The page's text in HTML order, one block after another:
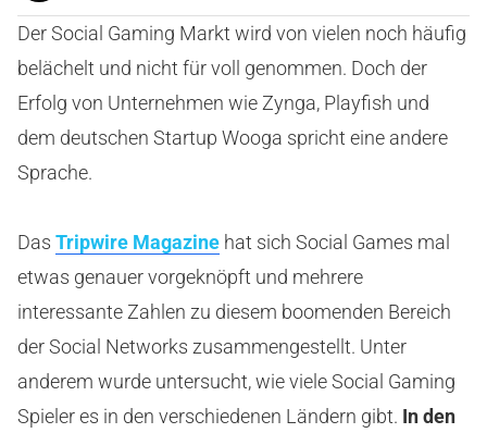
Der Social Gaming Markt wird von vielen noch häufig
belächelt und nicht für voll genommen. Doch der
Erfolg von Unternehmen wie Zynga, Playfish und
dem deutschen Startup Wooga spricht eine andere
Sprache.
Das Tripwire Magazine hat sich Social Games mal
etwas genauer vorgeknöpft und mehrere
interessante Zahlen zu diesem boomenden Bereich
der Social Networks zusammengestellt. Unter
anderem wurde untersucht, wie viele Social Gaming
Spieler es in den verschiedenen Ländern gibt. In den